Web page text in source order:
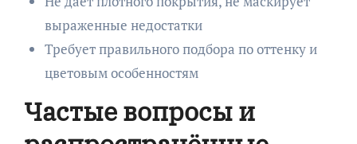
выраженные недостатки
Требует правильного подбора по оттенку и
цветовым особенностям
Частые вопросы и